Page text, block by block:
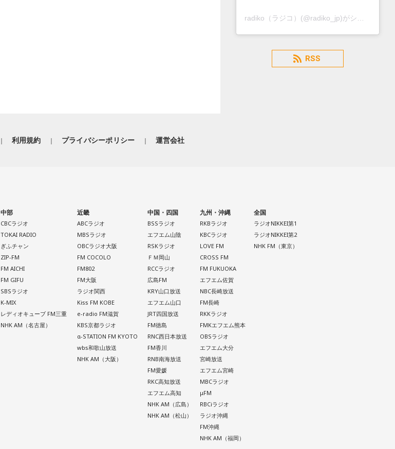
radiko（ラジコ）(@radiko_jp)がシェアした投稿
RSS
利用規約 プライバシーポリシー 運営会社
中部
CBCラジオ
TOKAI RADIO
ぎふチャン
ZIP-FM
FM AICHI
FM GIFU
SBSラジオ
K-MIX
レディオキューブ FM三重
NHK AM（名古屋）
近畿
ABCラジオ
MBSラジオ
OBCラジオ大阪
FM COCOLO
FM802
FM大阪
ラジオ関西
Kiss FM KOBE
e-radio FM滋賀
KBS京都ラジオ
α-STATION FM KYOTO
wbs和歌山放送
NHK AM（大阪）
中国・四国
BSSラジオ
エフエム山陰
RSKラジオ
ＦＭ岡山
RCCラジオ
広島FM
KRY山口放送
エフエム山口
JRT四国放送
FM徳島
RNC西日本放送
FM香川
RNB南海放送
FM愛媛
RKC高知放送
エフエム高知
NHK AM（広島）
NHK AM（松山）
九州・沖縄
RKBラジオ
KBCラジオ
LOVE FM
CROSS FM
FM FUKUOKA
エフエム佐賀
NBC長崎放送
FM長崎
RKKラジオ
FMKエフエム熊本
OBSラジオ
エフエム大分
宮崎放送
エフエム宮崎
MBCラジオ
μFM
RBCiラジオ
ラジオ沖縄
FM沖縄
NHK AM（福岡）
全国
ラジオNIKKEI第1
ラジオNIKKEI第2
NHK FM（東京）